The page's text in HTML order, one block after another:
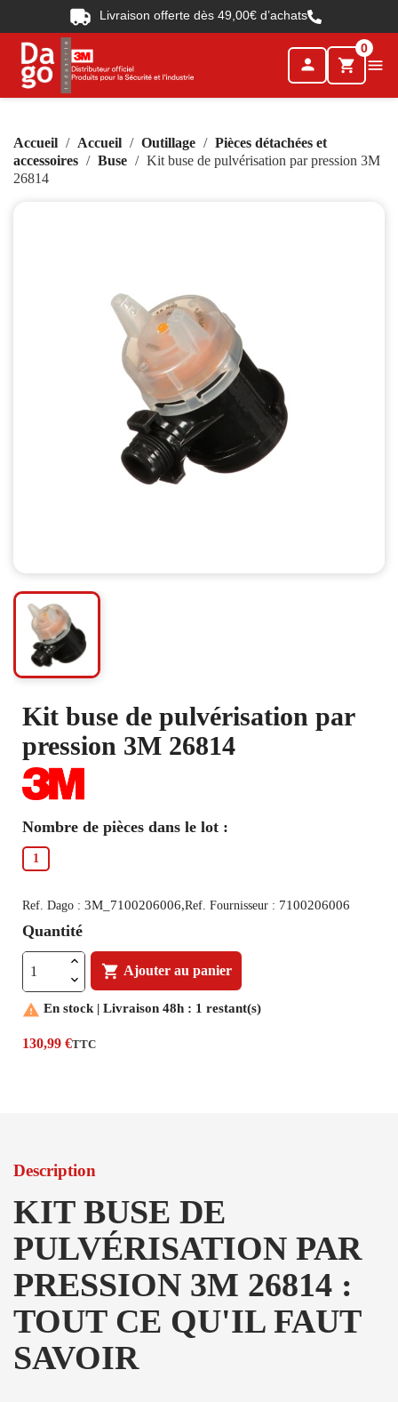
Livraison offerte dès 49,00€ d’achats
person shopping_cart
0

Accueil Accueil Outillage
Pièces détachées et
accessoires
Buse
Kit buse de pulvérisation par pression 3M
26814
Kit buse de pulvérisation par
pression 3M 26814
Nombre de pièces dans le lot :
1
Ref. Dago : 3M_7100206006,Ref. Fournisseur : 7100206006
Quantité
 Ajouter au panier
 En stock | Livraison 48h : 1 restant(s)
130,99 €TTC
Description
KIT BUSE DE
PULVÉRISATION PAR
PRESSION 3M 26814 :
TOUT CE QU'IL FAUT
SAVOIR